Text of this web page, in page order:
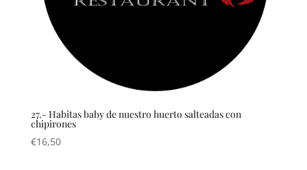
27.- Habitas baby de nuestro huerto salteadas con
chipirones
€16,50